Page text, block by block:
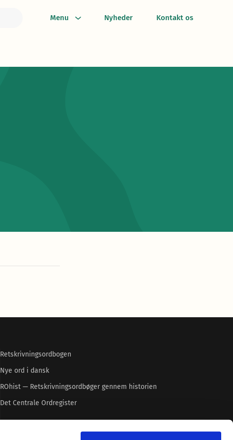
Menu Nyheder Kontakt os
Retskrivningsordbogen
Nye ord i dansk
ROhist — Retskrivningsordbøger gennem historien
Det Centrale Ordregister